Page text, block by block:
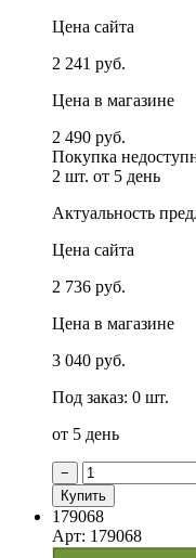
Цена сайта
2 241 руб.
Цена в магазине
2 490 руб.
Покупка
2 шт. от 5 день
Актуальность
Цена сайта
2 736 руб.
Цена в магазине
3 040 руб.
Под заказ: 0 шт.
от 5 день
−
Купить
179068
Арт: 179068